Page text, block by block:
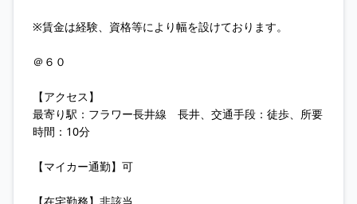
※賃金は経験、資格等により幅を設けております。
＠６０
【アクセス】
最寄り駅：フラワー長井線 長井、交通手段：徒歩、所要
時間：10分
【マイカー通勤】可